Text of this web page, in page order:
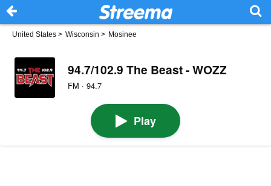
United States > Wisconsin > Mosinee
94.7/102.9 The Beast - WOZZ
FM · 94.7
Play